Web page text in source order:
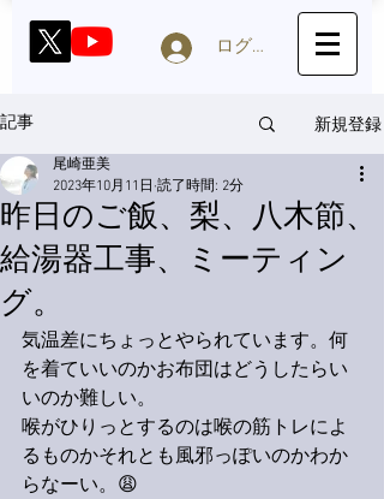
ログイン
記事 新規登録
昨日のご飯、梨、八木節、
給湯器工事、ミーティン
グ。
尾崎亜美
2023年10月11日 読了時間: 2分
気温差にちょっとやられています。何
を着ていいのかお布団はどうしたらい
いのか難しい。
喉がひりっとするのは喉の筋トレによ
るものかそれとも風邪っぽいのかわか
らなーい。😩